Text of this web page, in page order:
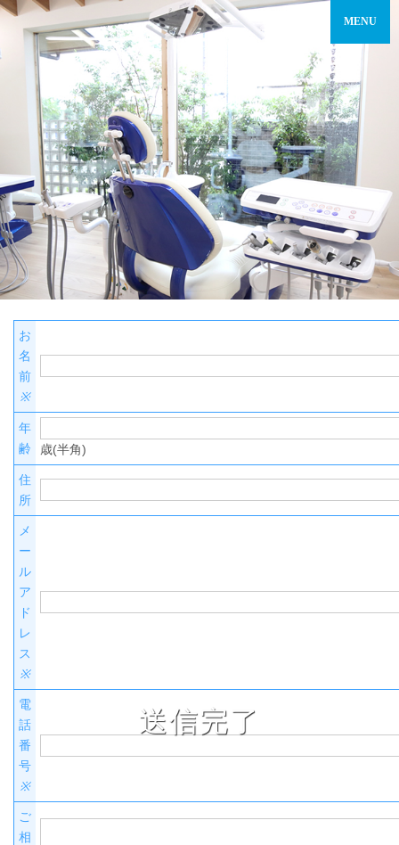
送信完了
お
名
前
※
年
齢
歳(半角)
住
所
メ
ー
ル
ア
ド
レ
ス
※
電
話
番
号
※
ご
相